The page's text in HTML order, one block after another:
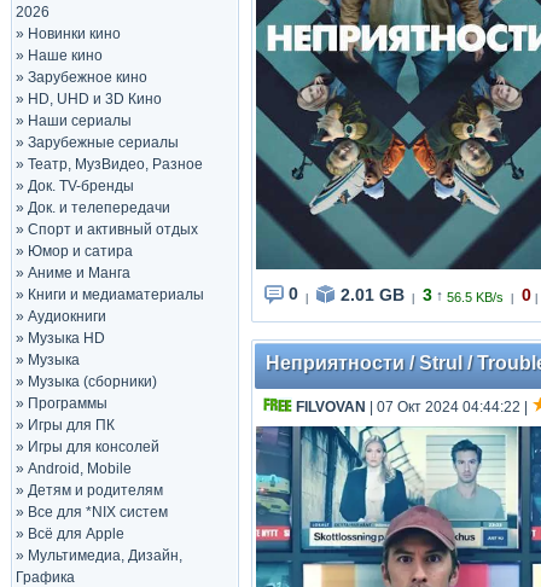
2026
» Новинки кино
» Наше кино
» Зарубежное кино
» HD, UHD и 3D Кино
» Наши сериалы
» Зарубежные сериалы
» Театр, МузВидео, Разное
» Док. TV-бренды
» Док. и телепередачи
» Спорт и активный отдых
» Юмор и сатира
» Аниме и Манга
» Книги и медиаматериалы
» Аудиокниги
» Музыка HD
» Музыка
» Музыка (сборники)
» Программы
» Игры для ПК
» Игры для консолей
» Android, Mobile
» Детям и родителям
» Все для *NIX систем
» Всё для Apple
» Мультимедиа, Дизайн,
Графика
0 2.01 GB 3 ↑ 56.5 KB/s 0
Неприятности / Strul /
FILVOVAN | 07 Окт 2024 04:44:22